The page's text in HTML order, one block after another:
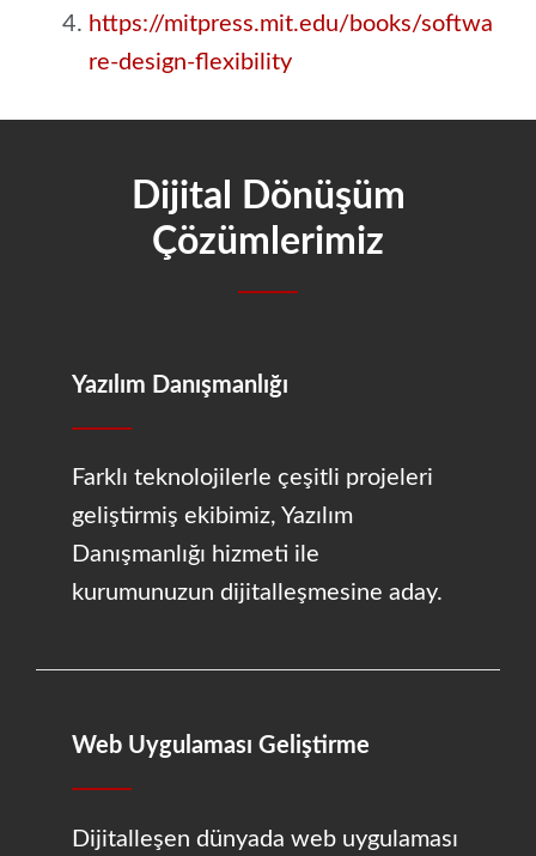
https://mitpress.mit.edu/books/softwa
re-design-flexibility
Dijital Dönüşüm
Çözümlerimiz
Yazılım Danışmanlığı
Farklı teknolojilerle çeşitli projeleri
geliştirmiş ekibimiz, Yazılım
Danışmanlığı hizmeti ile
kurumunuzun dijitalleşmesine aday.
Web Uygulaması Geliştirme
Dijitalleşen dünyada web uygulaması